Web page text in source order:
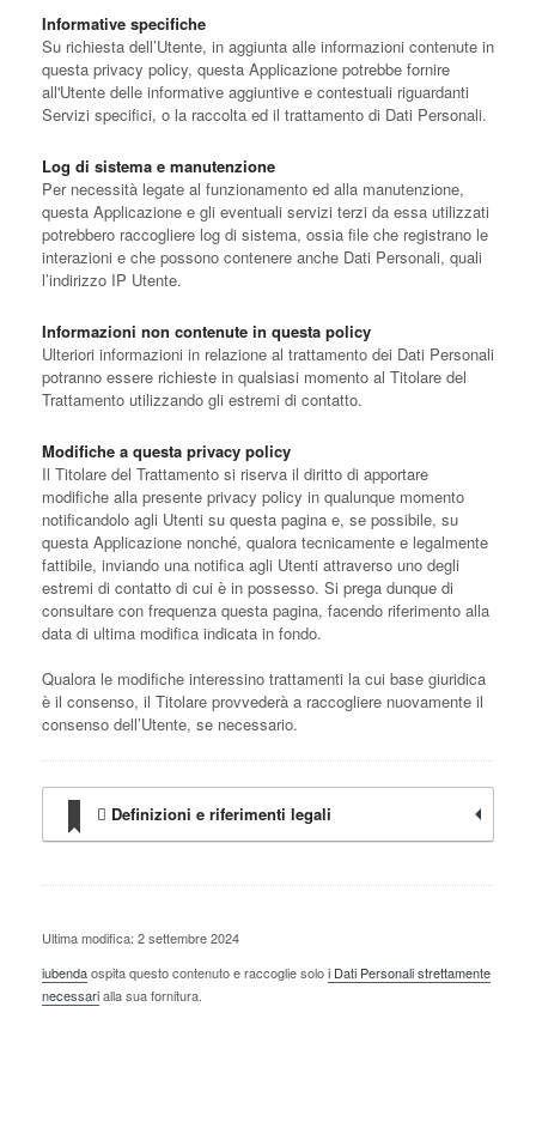
Informative specifiche
Su richiesta dell’Utente, in aggiunta alle informazioni contenute in
questa privacy policy, questa Applicazione potrebbe fornire
all'Utente delle informative aggiuntive e contestuali riguardanti
Servizi specifici, o la raccolta ed il trattamento di Dati Personali.
Log di sistema e manutenzione
Per necessità legate al funzionamento ed alla manutenzione,
questa Applicazione e gli eventuali servizi terzi da essa utilizzati
potrebbero raccogliere log di sistema, ossia file che registrano le
interazioni e che possono contenere anche Dati Personali, quali
l’indirizzo IP Utente.
Informazioni non contenute in questa policy
Ulteriori informazioni in relazione al trattamento dei Dati Personali
potranno essere richieste in qualsiasi momento al Titolare del
Trattamento utilizzando gli estremi di contatto.
Modifiche a questa privacy policy
Il Titolare del Trattamento si riserva il diritto di apportare
modifiche alla presente privacy policy in qualunque momento
notificandolo agli Utenti su questa pagina e, se possibile, su
questa Applicazione nonché, qualora tecnicamente e legalmente
fattibile, inviando una notifica agli Utenti attraverso uno degli
estremi di contatto di cui è in possesso. Si prega dunque di
consultare con frequenza questa pagina, facendo riferimento alla
data di ultima modifica indicata in fondo.
Qualora le modifiche interessino trattamenti la cui base giuridica
è il consenso, il Titolare provvederà a raccogliere nuovamente il
consenso dell’Utente, se necessario.
Definizioni e riferimenti legali
Ultima modifica: 2 settembre 2024
iubendaospita questo contenuto e raccoglie soloi Dati Personali strettamente
necessarialla sua fornitura.